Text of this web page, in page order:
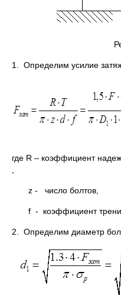
1. Определим усилие
где R – коэффициент
z - число болтов,
f - коэффициент
2. Определим диаметр